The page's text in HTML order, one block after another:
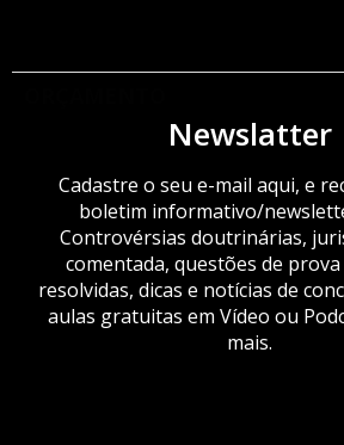
Newslatter
Cadastre o seu e-mail aqui, e
boletim informativo/
Controvérsias doutrinárias,
comentada, questões de
resolvidas, dicas e notícias de
aulas gratuitas em Vídeo ou
mais.